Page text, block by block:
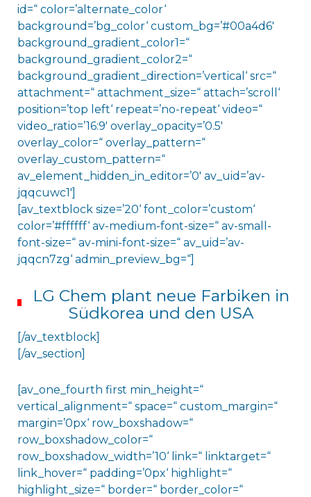
id=“ color=’alternate_color‘
background=’bg_color‘ custom_bg=’#00a4d6′
background_gradient_color1=“
background_gradient_color2=“
background_gradient_direction=’vertical‘ src=“
attachment=“ attachment_size=“ attach=’scroll‘
position=’top left‘ repeat=’no-repeat‘ video=“
video_ratio=’16:9′ overlay_opacity=’0.5′
overlay_color=“ overlay_pattern=“
overlay_custom_pattern=“
av_element_hidden_in_editor=’0′ av_uid=’av-
jqqcuwc1′]
[av_textblock size=’20‘ font_color=’custom‘
color=’#ffffff‘ av-medium-font-size=“ av-small-
font-size=“ av-mini-font-size=“ av_uid=’av-
jqqcn7zg‘ admin_preview_bg=“]
LG Chem plant neue Farbiken in
Südkorea und den USA
[/av_textblock]
[/av_section]
[av_one_fourth first min_height=“
vertical_alignment=“ space=“ custom_margin=“
margin=’0px‘ row_boxshadow=“
row_boxshadow_color=“
row_boxshadow_width=’10‘ link=“ linktarget=“
link_hover=“ padding=’0px‘ highlight=“
highlight_size=“ border=“ border_color=“